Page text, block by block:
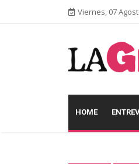
Viernes, 07
HOME